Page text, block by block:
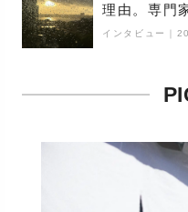
理由。専門
ケープ
インタビュー